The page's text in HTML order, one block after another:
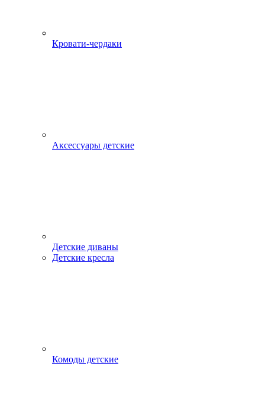
Кровати-чердаки
Аксессуары детские
Детские диваны
Детские кресла
Комоды детские